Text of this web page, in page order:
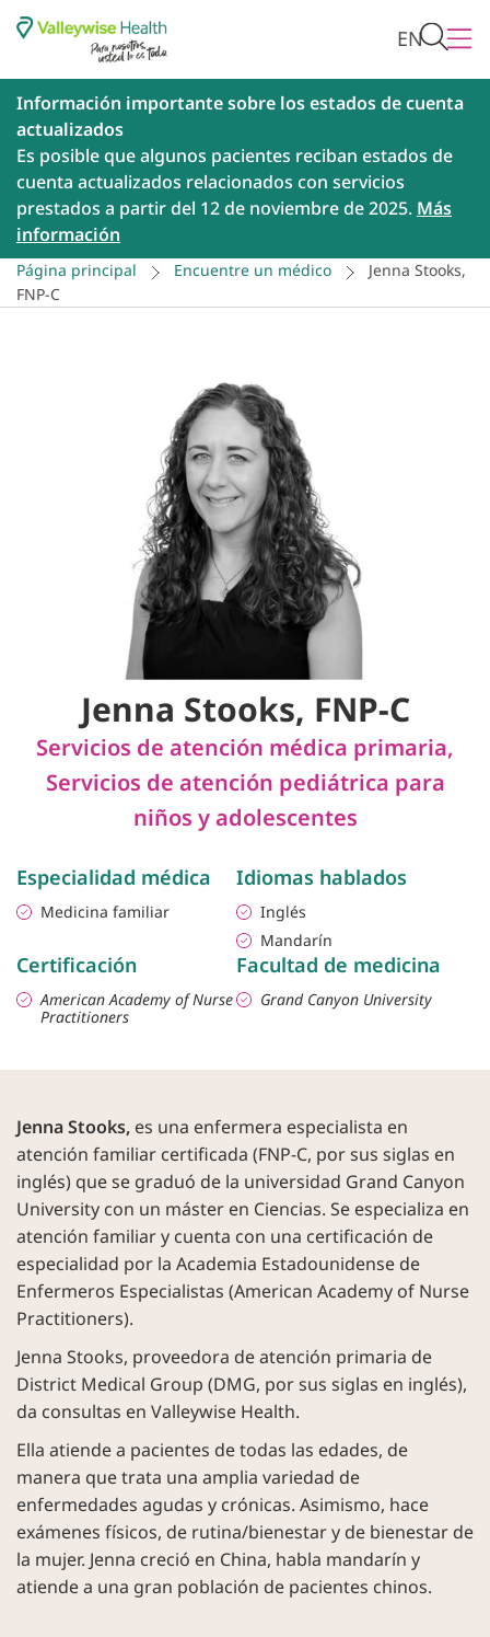
EN
Información importante sobre los estados de cuenta
actualizados
Es posible que algunos pacientes reciban estados de
cuenta actualizados relacionados con servicios
prestados a partir del 12 de noviembre de 2025. Más
información
Página principal Encuentre un médico
Jenna Stooks,
FNP-C
Jenna Stooks, FNP-C
Servicios de atención médica primaria,
Servicios de atención pediátrica para
niños y adolescentes
Especialidad médica
Medicina familiar
Idiomas hablados
Inglés
Mandarín
Certificación
American Academy of Nurse
Practitioners
Facultad de medicina
Grand Canyon University
Jenna Stooks, es una enfermera especialista en
atención familiar certificada (FNP-C, por sus siglas en
inglés) que se graduó de la universidad Grand Canyon
University con un máster en Ciencias. Se especializa en
atención familiar y cuenta con una certificación de
especialidad por la Academia Estadounidense de
Enfermeros Especialistas (American Academy of Nurse
Practitioners).
Jenna Stooks, proveedora de atención primaria de
District Medical Group (DMG, por sus siglas en inglés),
da consultas en Valleywise Health.
Ella atiende a pacientes de todas las edades, de
manera que trata una amplia variedad de
enfermedades agudas y crónicas. Asimismo, hace
exámenes físicos, de rutina/bienestar y de bienestar de
la mujer. Jenna creció en China, habla mandarín y
atiende a una gran población de pacientes chinos.